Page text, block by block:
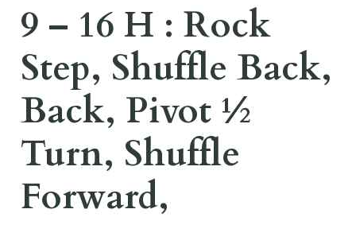
9 – 16 H : Rock
Step, Shuffle Back,
Back, Pivot ½
Turn, Shuffle
Forward,